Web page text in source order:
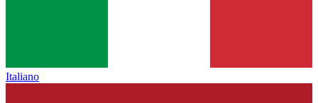
Italiano